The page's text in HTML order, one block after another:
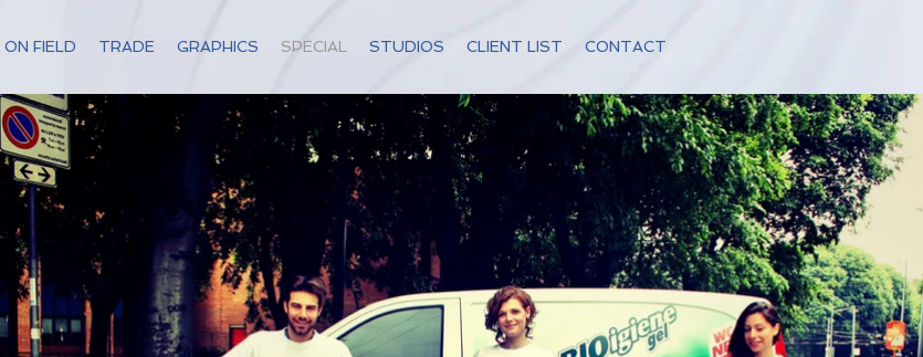
ON FIELD TRADE GRAPHICS SPECIAL STUDIOS CLIENT LIST CONTACT